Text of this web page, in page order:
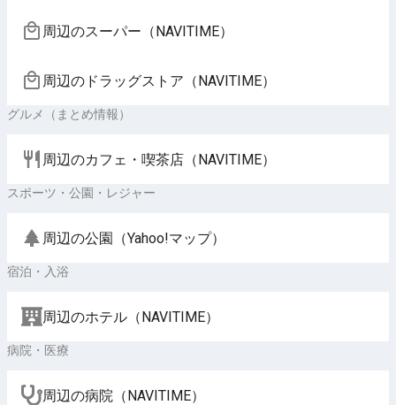
周辺のスーパー（NAVITIME）
周辺のドラッグストア（NAVITIME）
グルメ（まとめ情報）
周辺のカフェ・喫茶店（NAVITIME）
スポーツ・公園・レジャー
周辺の公園（Yahoo!マップ）
宿泊・入浴
周辺のホテル（NAVITIME）
病院・医療
周辺の病院（NAVITIME）